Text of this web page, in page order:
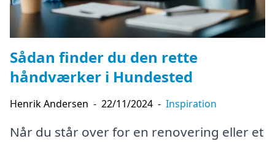
Sådan finder du den rette
håndværker i Hundested
Henrik Andersen - 22/11/2024 - Inspiration
Når du står over for en renovering eller et